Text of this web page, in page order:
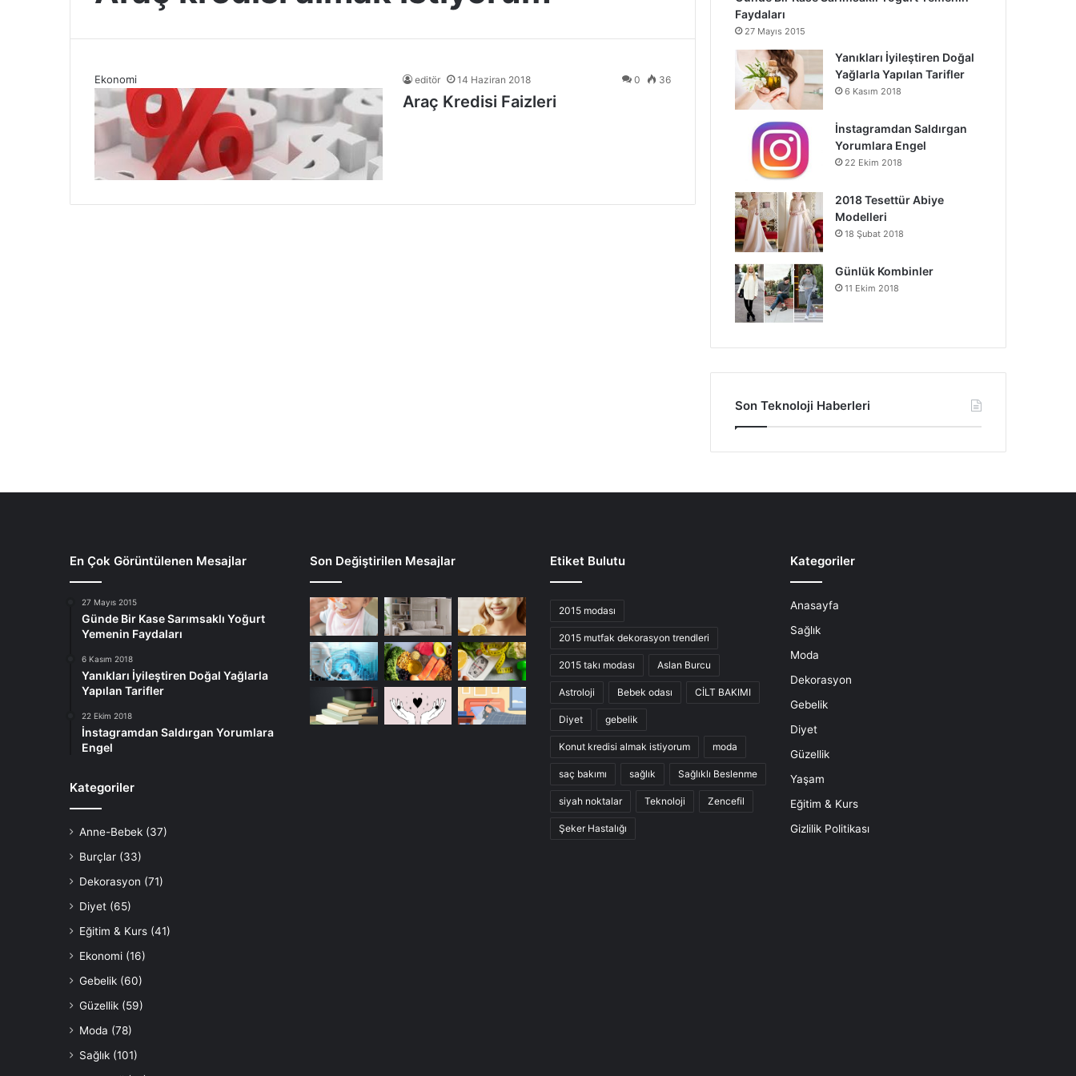
Ekonomi editör 14 Haziran 2018 0 36
Araç Kredisi Faizleri
Faydaları
27 Mayıs 2015
Yanıkları İyileştiren Doğal
Yağlarla Yapılan Tarifler
6 Kasım 2018
İnstagramdan Saldırgan
Yorumlara Engel
22 Ekim 2018
2018 Tesettür Abiye
Modelleri
18 Şubat 2018
Günlük Kombinler
11 Ekim 2018
Son Teknoloji Haberleri
En Çok Görüntülenen Mesajlar
27 Mayıs 2015
Günde Bir Kase Sarımsaklı Yoğurt
Yemenin Faydaları
6 Kasım 2018
Yanıkları İyileştiren Doğal Yağlarla
Yapılan Tarifler
22 Ekim 2018
İnstagramdan Saldırgan Yorumlara
Engel
Kategoriler
Anne-Bebek (37)
Burçlar (33)
Dekorasyon (71)
Diyet (65)
Eğitim & Kurs (41)
Ekonomi (16)
Gebelik (60)
Güzellik (59)
Moda (78)
Sağlık (101)
Son Değiştirilen Mesajlar Etiket Bulutu
2015 modası
2015 mutfak dekorasyon trendleri
2015 takı modası Aslan Burcu
Astroloji Bebek odası CİLT BAKIMI
Diyet gebelik
Konut kredisi almak istiyorum moda
saç bakımı sağlık Sağlıklı Beslenme
siyah noktalar Teknoloji Zencefil
Şeker Hastalığı
Kategoriler
Anasayfa
Sağlık
Moda
Dekorasyon
Gebelik
Diyet
Güzellik
Yaşam
Eğitim & Kurs
Gizlilik Politikası